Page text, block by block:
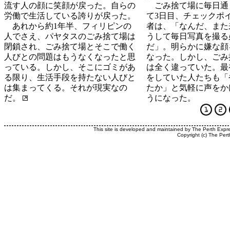
流す人の顔に笑顔が戻った。自らの
労働で生活している誇りが戻った。
あれから約1年半、フィリピンの
人でさえ、パヤタスのごみ捨て場は
閉鎖され、ごみ捨て場とそこで働く
人びとの問題はもうなくなったと思
っている。しかし、そこにゴミがあ
る限り、生活手段を持たない人びと
は集まってくる。それが現実なの
だ。
ごみ捨て場に毎日通
て3日目、チェックポ
者は、「なんだ、ま
うして毎日写真を撮
だ」。明らかに嫌な
なった。しかし、ご
は全く違っていた。
をしていた人たちも
たか」と気軽に声を
うになった。
This site is developed and maintained by The Perth
Copyright (c) The